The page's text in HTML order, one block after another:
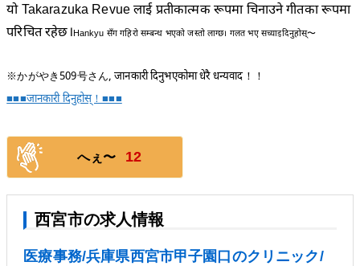
यो Takarazuka Revue लाई प्रतीकात्मक रूपमा चिनाउने गीतका रूपमा
परिचित रहेछ।Hankyu सँग गहिरो सम्बन्ध भएको जस्तो लाग्छ। गलत भए सच्याइदिनुहोस्〜
※かがやき509号さん, जानकारी दिनुभएकोमा धेरै धन्यवाद！！
■■■जानकारी दिनुहोस्！■■■
へぇ〜 12
西宮市の求人情報
医療事務/兵庫県西宮市甲子園口のクリニック/